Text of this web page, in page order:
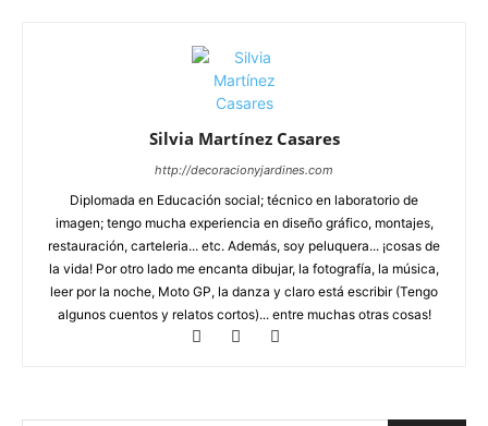
Silvia Martínez Casares
http://decoracionyjardines.com
Diplomada en Educación social; técnico en laboratorio de
imagen; tengo mucha experiencia en diseño gráfico, montajes,
restauración, carteleria... etc. Además, soy peluquera... ¡cosas de
la vida! Por otro lado me encanta dibujar, la fotografía, la música,
leer por la noche, Moto GP, la danza y claro está escribir (Tengo
algunos cuentos y relatos cortos)... entre muchas otras cosas!